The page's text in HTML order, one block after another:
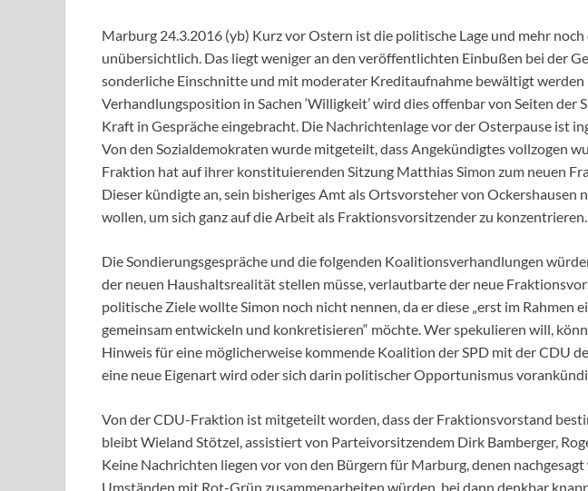
Marburg 24.3.2016 (yb) Kurz vor Ostern ist die politische Lage und mehr
unübersichtlich. Das liegt weniger an den veröffentlichten Einbußen bei der
sonderliche Einschnitte und mit moderater Kreditaufnahme bewältigt werden
Verhandlungsposition in Sachen ‘Willigkeit’ wird dies offenbar von Seiten der
Kraft in Gespräche eingebracht. Die Nachrichtenlage vor der Osterpause ist
Von den Sozialdemokraten wurde mitgeteilt, dass Angekündigtes vollzogen
Fraktion hat auf ihrer konstituierenden Sitzung Matthias Simon zum neuen
Dieser kündigte an, sein bisheriges Amt als Ortsvorsteher von Ockershausen
wollen, um sich ganz auf die Arbeit als Fraktionsvorsitzender zu konzentrieren.
Die Sondierungsgespräche und die folgenden Koalitionsverhandlungen
der neuen Haushaltsrealität stellen müsse, verlautbarte der neue
politische Ziele wollte Simon noch nicht nennen, da er diese „erst im Rahmen
gemeinsam entwickeln und konkretisieren“ möchte. Wer spekulieren will,
Hinweis für eine möglicherweise kommende Koalition der SPD mit der CDU
eine neue Eigenart wird oder sich darin politischer Opportunismus
Von der CDU-Fraktion ist mitgeteilt worden, dass der Fraktionsvorstand
bleibt Wieland Stötzel, assistiert von Parteivorsitzendem Dirk Bamberger,
Keine Nachrichten liegen vor von den Bürgern für Marburg, denen
Umständen mit Rot-Grün zusammenarbeiten würden, bei dann denkbar